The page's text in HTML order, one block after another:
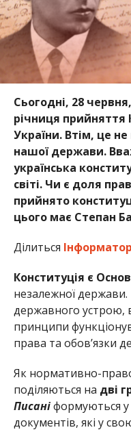
Сьогодні, 28
річниця прийняття
України. Втім, це не
нашої держави.
українська
світі. Чи є доля
прийнято
цього має Степан
Ділиться Інформатор
Конституція є
незалежної держави.
державного устрою,
принципи
права та обов’язки
Як нормативно-
поділяються на дві
Писані формуються
документів, які у